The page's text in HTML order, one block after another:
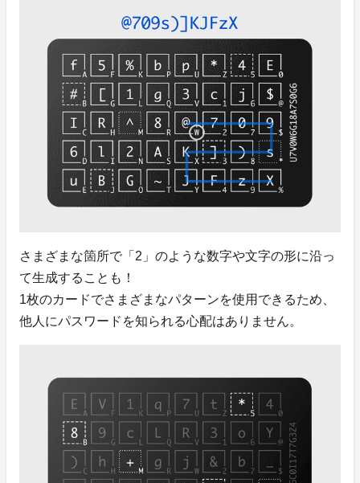
さまざまな箇所で「2」のような数字や文字の形に沿っ
て生成することも！
1枚のカードでさまざまなパターンを使用できるため、
他人にパスワードを知られる心配はありません。